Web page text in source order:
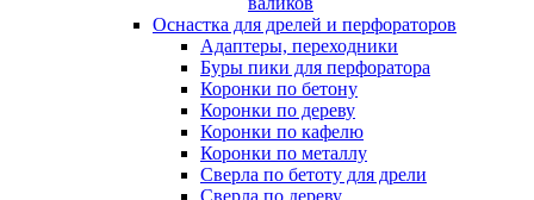
Оснастка для дрелей и перфораторов
Адаптеры, переходники
Буры пики для перфоратора
Коронки по бетону
Коронки по дереву
Коронки по кафелю
Коронки по металлу
Сверла по бетоту для дрели
Сверла по дереву